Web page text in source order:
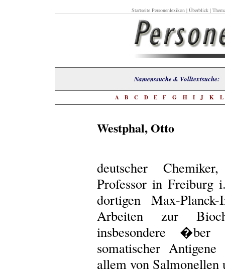
Startseite Personenlexikon| Überblick|
Namenssuche &
A B C D E F G H I J K L
Westphal, Otto
deutscher
Professor in Freiburg
dortigen Max-
Arbeiten zur
insbesondere
somatischer
allem von